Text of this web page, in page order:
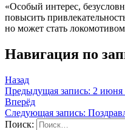
«Особый интерес,
повысить
но может стать
Навигация по
Назад
Предыдущая запись: 2 июня
Вперёд
Следующая запись:
Поиск: